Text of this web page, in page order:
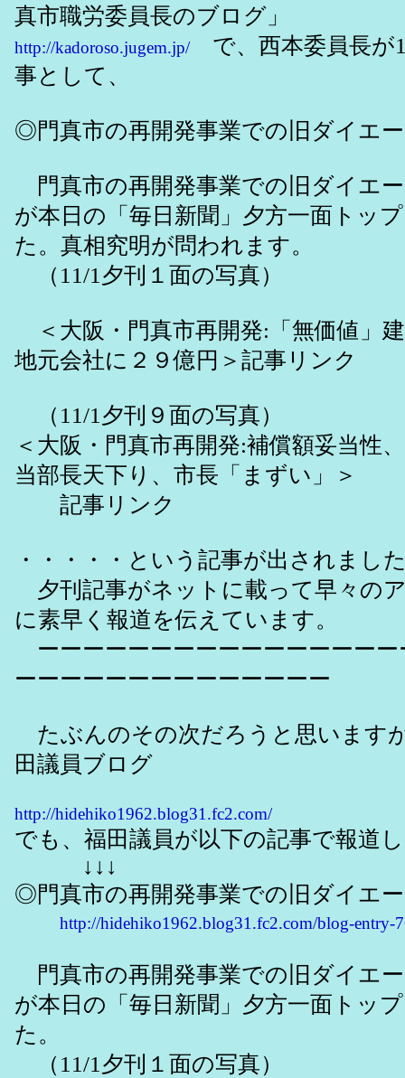
真市職労委員長のブログ」
http://kadoroso.jugem.jp/で、西本委員長が
事として、
◎門真市の再開発事業での旧ダイエ
門真市の再開発事業での旧ダイエ
が本日の「毎日新聞」夕方一面トッ
た。真相究明が問われます。
（11/1夕刊１面の写真）
＜大阪・門真市再開発:「無価値」
地元会社に２９億円＞記事リンク
（11/1夕刊９面の写真）
＜大阪・門真市再開発:補償額妥当性
当部長天下り、市長「まずい」＞
記事リンク
・・・・・という記事が出されまし
夕刊記事がネットに載って早々の
に素早く報道を伝えています。
ーーーーーーーーーーーーーーーー
ーーーーーーーーーーーーーー
たぶんのその次だろうと思います
田議員ブログ
http://hidehiko1962.blog31.fc2.com/
でも、福田議員が以下の記事で報道
↓↓↓
◎門真市の再開発事業での旧ダイエ
http://hidehiko1962.blog31.fc2.com/blog-entry-
門真市の再開発事業での旧ダイエ
が本日の「毎日新聞」夕方一面トッ
た。
（11/1夕刊１面の写真）